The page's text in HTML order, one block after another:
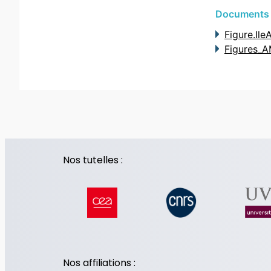
Documents
Nos tutelles :
Nos affiliations :